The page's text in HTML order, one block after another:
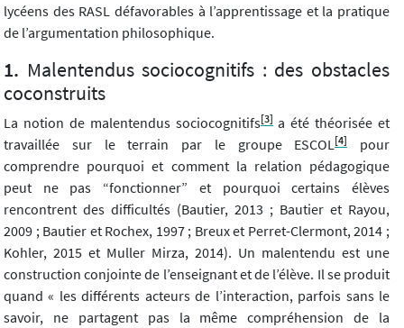
lycéens des RASL défavorables à l’apprentissage et la pratique
de l’argumentation philosophique.
Malentendus sociocognitifs : des obstacles
coconstruits
La notion de malentendus sociocognitifs[3]a été théorisée et
travaillée sur le terrain par le groupe ESCOL[4]
pour
comprendre pourquoi et comment la relation pédagogique
peut ne pas “fonctionner” et pourquoi certains élèves
rencontrent des difficultés (Bautier, 2013 ; Bautier et Rayou,
2009 ; Bautier et Rochex, 1997 ; Breux et Perret-Clermont, 2014 ;
Kohler, 2015 et Muller Mirza, 2014). Un malentendu est une
construction conjointe de l’enseignant et de l’élève. Il se produit
quand « les différents acteurs de l’interaction, parfois sans le
savoir, ne partagent pas la même compréhension de la